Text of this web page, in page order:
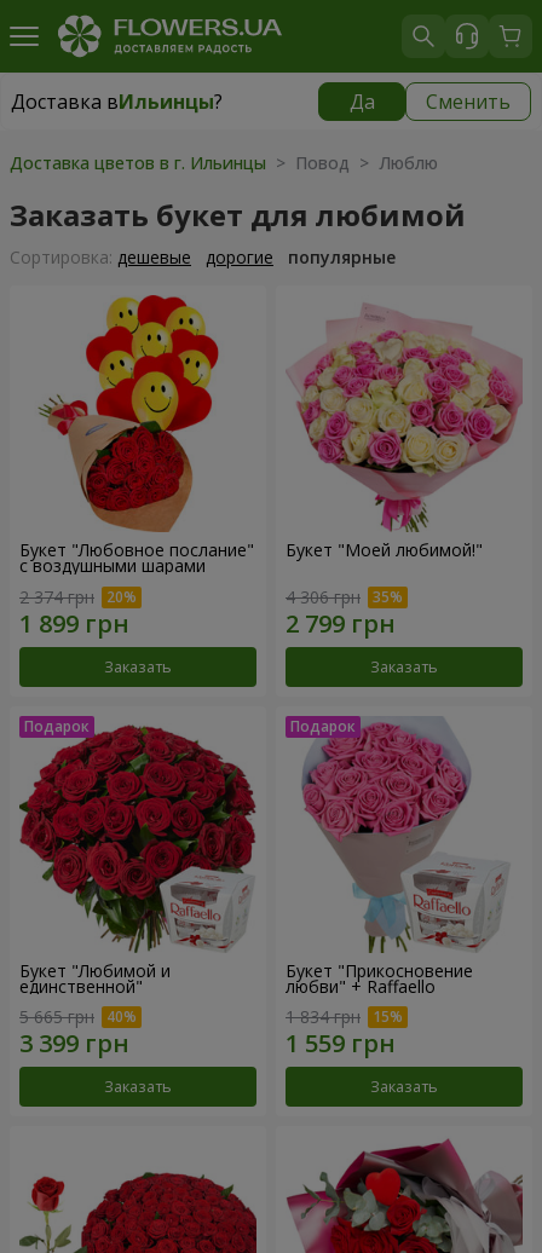
Доставка вИльинцы? Да Сменить
Доставка вИльинцы|
Доставка цветов в г. Ильинцы > Повод > Люблю
Заказать букет для любимой
Cортировка: дешевые дорогие популярные
Букет "Любовное послание"
с воздушными шарами
2 374 грн
Заказать
Букет "Моей любимой!"
4 306 грн
Заказать
Букет "Любимой и
единственной"
5 665 грн
Заказать
Букет "Прикосновение
любви" + Raffaello
1 834 грн
Заказать